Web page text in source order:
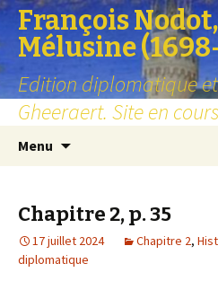
François
Mélusine
Edition diplomatique
Gheeraert. Site en
Menu
Chapitre 2, p. 35
17 juillet 2024 Chapitre 2,
diplomatique